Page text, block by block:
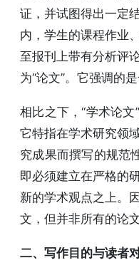
证，并试图得出一定
内，学生的课程作业
至报刊上带有分析评
为“论文”。它强调的
相比之下，“学术论文
它特指在学术研究领
究成果而撰写的规范
即必须建立在严格的
新的学术观点之上。
文，但并非所有的论
二、写作目的与读者